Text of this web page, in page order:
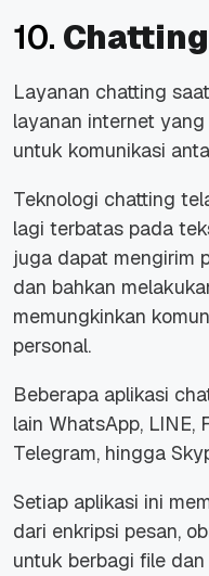
10. Chatting
Layanan chatting
layanan internet yang
untuk komunikasi
Teknologi chatting
lagi terbatas pada
juga dapat mengirim
dan bahkan
memungkinkan
personal.
Beberapa aplikasi
lain WhatsApp, LINE,
Telegram, hingga
Setiap aplikasi ini
dari enkripsi pesan,
untuk berbagi file